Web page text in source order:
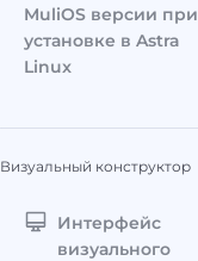
MuliOS версии при
установке в Astra
Linux
Визуальный конструктор
Интерфейс
визуального